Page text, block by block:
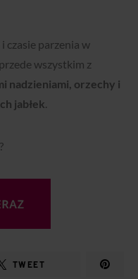
i czasie parzenia w
wszystkim z
nadzieniami, orzechy i
jabłek
TWEET